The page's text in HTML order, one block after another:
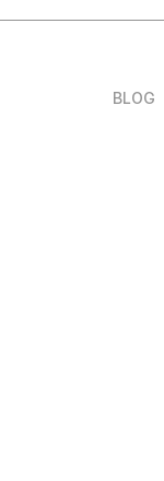
FR
BLOG